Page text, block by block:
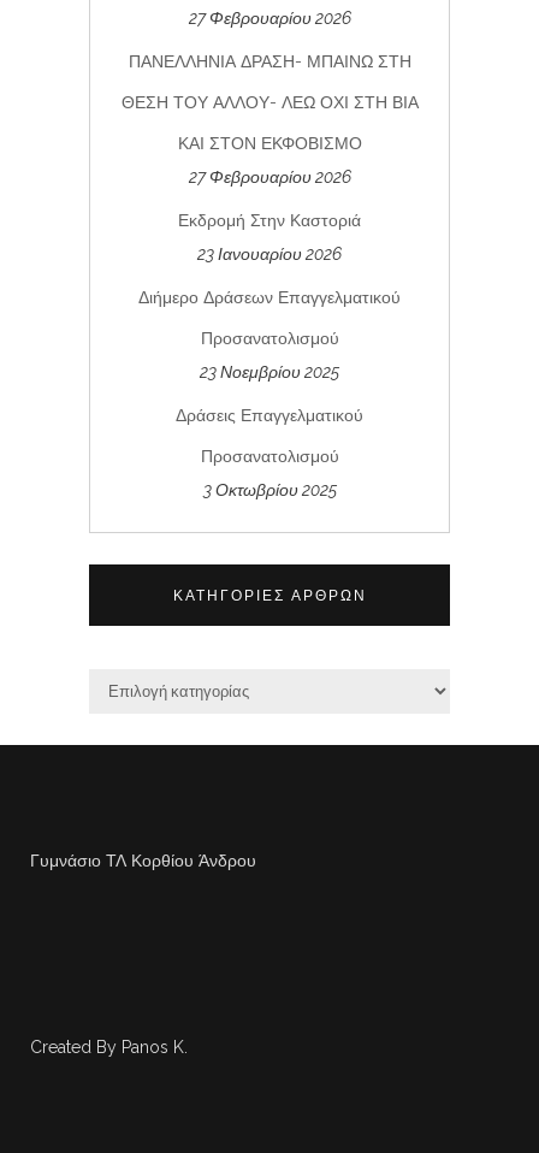
27 Φεβρουαρίου 2026
ΠΑΝΕΛΛΗΝΙΑ ΔΡΑΣΗ- ΜΠΑΙΝΩ ΣΤΗ
ΘΕΣΗ ΤΟΥ ΑΛΛΟΥ- ΛΕΩ ΟΧΙ ΣΤΗ ΒΙΑ
ΚΑΙ ΣΤΟΝ ΕΚΦΟΒΙΣΜΟ
27 Φεβρουαρίου 2026
Εκδρομή Στην Καστοριά
23 Ιανουαρίου 2026
Διήμερο Δράσεων Επαγγελματικού
Προσανατολισμού
23 Νοεμβρίου 2025
Δράσεις Επαγγελματικού
Προσανατολισμού
3 Οκτωβρίου 2025
ΚΑΤΗΓΟΡΊΕΣ ΆΡΘΡΩΝ
Γυμνάσιο ΤΛ Κορθίου Άνδρου
Created By Panos K.